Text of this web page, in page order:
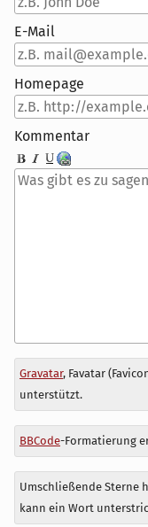
E-Mail
Homepage
Kommentar
Antwort
zu
Gravatar, Favatar
unterstützt.
BBCode-Formatierung
Umschließende Sterne
kann ein Wort